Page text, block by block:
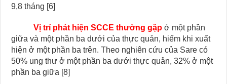
9,8 tháng [6]
Vị trí phát hiện SCCE thường gặp ở một phần
giữa và một phần ba dưới của thực quản, hiếm khi xuất
hiện ở một phần ba trên. Theo nghiên cứu của Sare có
50% ung thư ở một phần ba dưới thực quản, 32% ở một
phần ba giữa [8]